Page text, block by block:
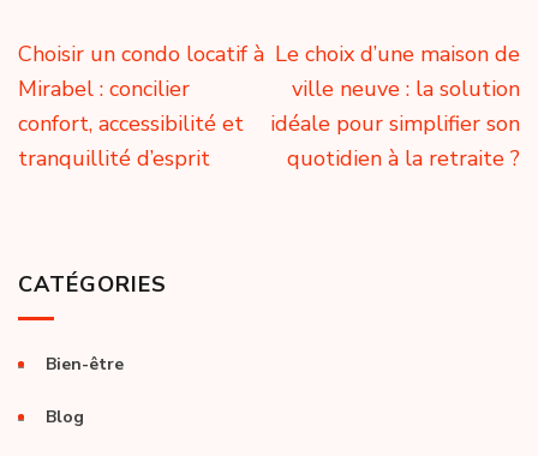
Navigation
de
l’article
Choisir un condo locatif à
Mirabel : concilier
confort, accessibilité et
tranquillité d’esprit
Le choix d’une maison de
ville neuve : la solution
idéale pour simplifier son
quotidien à la retraite ?
CATÉGORIES
Bien-être
Blog